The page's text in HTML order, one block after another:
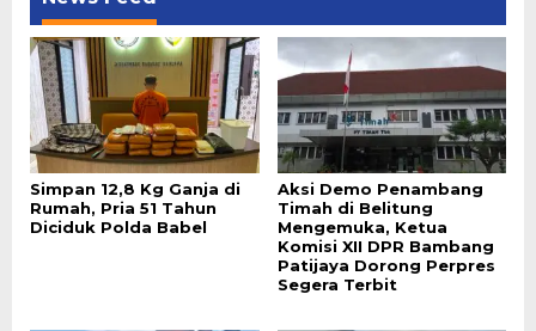
Simpan 12,8 Kg Ganja di
Rumah, Pria 51 Tahun
Diciduk Polda Babel
Aksi Demo Penambang
Timah di Belitung
Mengemuka, Ketua
Komisi XII DPR Bambang
Patijaya Dorong Perpres
Segera Terbit